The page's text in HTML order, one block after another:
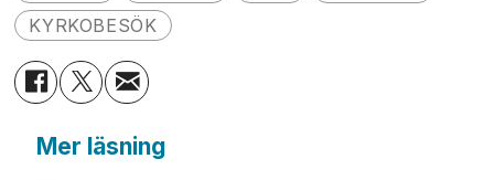
KYRKOBESÖK
Mer läsning